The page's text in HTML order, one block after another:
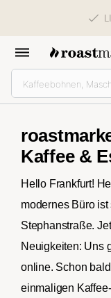
roast
Kaffee &
Hello Frankfurt!
modernes Büro
Stephanstraße.
Neuigkeiten: Uns
online. Schon
einmaligen